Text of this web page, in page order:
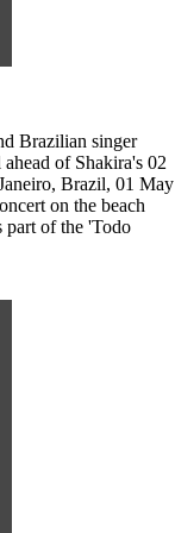
Brazilian singer
of Shakira's 02
Brazil, 01 May
on the beach
part of the 'Todo